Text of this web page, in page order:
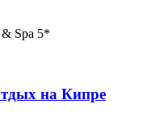
Spa 5*
на Кипре